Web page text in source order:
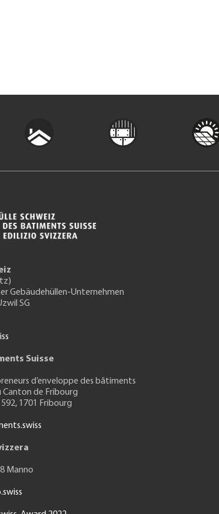
Gebäudehüllen-Unternehmen
SG
Suisse
d’enveloppe des bâtiments
Canton de Fribourg
592, 1701 Fribourg
Manno